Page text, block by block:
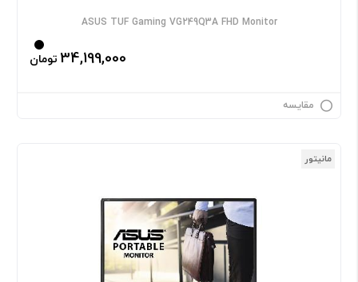
ASUS TUF Gaming VG249Q3A FHD Monitor
34,199,000 تومان
مقایسه
مانیتور